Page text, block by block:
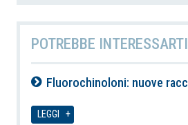
POTREBBE
Fluorochinoloni: nuove
LEGGI